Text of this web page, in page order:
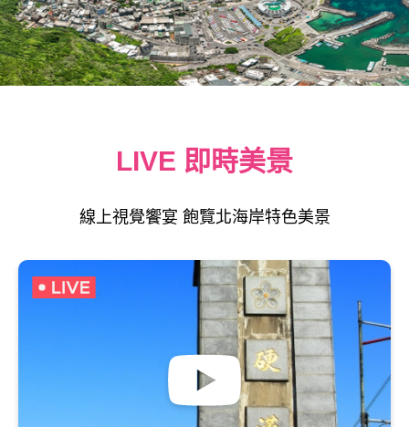
LIVE 即時美景
線上視覺饗宴 飽覽北海岸特色美景